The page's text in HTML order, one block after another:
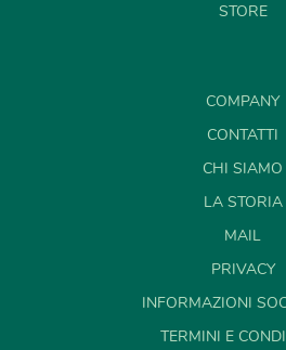
STORE
COMPANY
CONTATTI
CHI SIAMO
LA STORIA
MAIL
PRIVACY
INFORMAZIONI
TERMINI E